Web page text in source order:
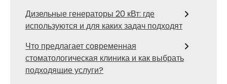
Дизельные генераторы 20 кВт: где
используются и для каких задач подходят
Что предлагает современная
стоматологическая клиника и как выбрать
подходящие услуги?